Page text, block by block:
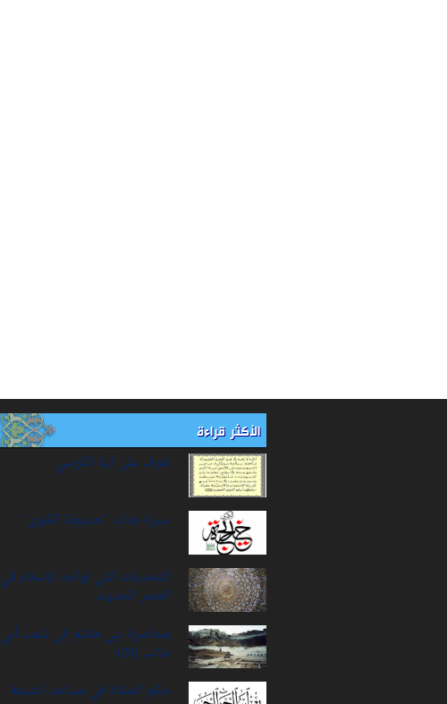
الأكثر قراءة
تعرف على آية الكرسي
سيرة‌ جناب "خديجة‌ الكبرى"
التحديات التي تواجه الإسلام في
العصر الحديث
محاصرة بني هاشم في شعب أبي
طالب (20)
حكم الصلاة في مساجد الشيعة